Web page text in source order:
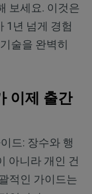
보세요. 이것은
1년 넘게 경험
술을 완벽히
이제 출간
드: 장수와 행
아니라 개인 건
적인 가이드는